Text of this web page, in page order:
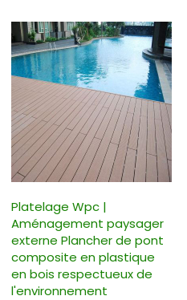
Platelage Wpc |
Aménagement paysager
externe Plancher de pont
composite en plastique
en bois respectueux de
l'environnement